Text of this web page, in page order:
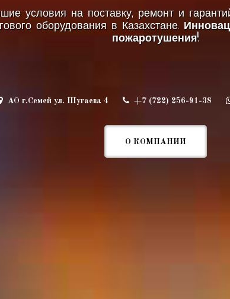
условия на поставку, ремонт и
оборудования в Казахстане.
пожаротушения!
АО г.Семей ул. Шугаева 4 +7 (722) 256-91-38
О КОМПАНИИ